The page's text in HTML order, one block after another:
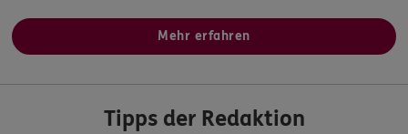
Mehr erfahren
Tipps der Redaktion